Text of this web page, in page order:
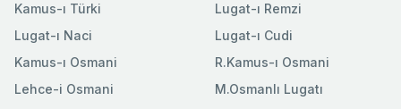
Kamus-ı Türki
Lugat-ı Naci
Kamus-ı Osmani
Lehce-i Osmani
Lugat-ı Remzi
Lugat-ı Cudi
R.Kamus-ı Osmani
M.Osmanlı Lugatı